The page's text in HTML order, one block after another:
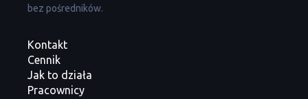
bez pośredników.
Kontakt
Cennik
Jak to działa
Pracownicy